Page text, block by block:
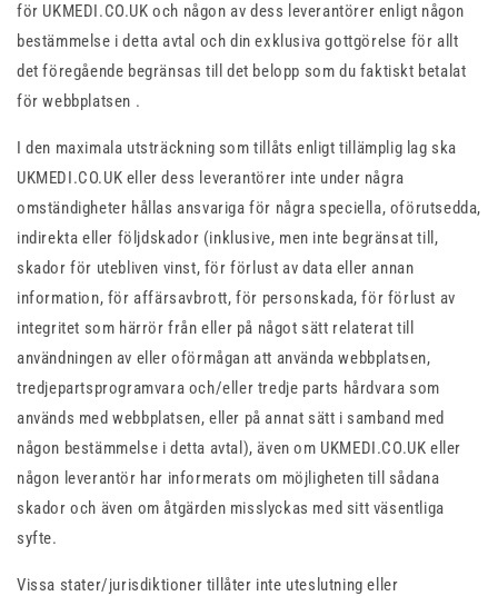
för UKMEDI.CO.UK och någon av dess leverantörer enligt någon
bestämmelse i detta avtal och din exklusiva gottgörelse för allt
det föregående begränsas till det belopp som du faktiskt betalat
för webbplatsen .
I den maximala utsträckning som tillåts enligt tillämplig lag ska
UKMEDI.CO.UK eller dess leverantörer inte under några
omständigheter hållas ansvariga för några speciella, oförutsedda,
indirekta eller följdskador (inklusive, men inte begränsat till,
skador för utebliven vinst, för förlust av data eller annan
information, för affärsavbrott, för personskada, för förlust av
integritet som härrör från eller på något sätt relaterat till
användningen av eller oförmågan att använda webbplatsen,
tredjepartsprogramvara och/eller tredje parts hårdvara som
används med webbplatsen, eller på annat sätt i samband med
någon bestämmelse i detta avtal), även om UKMEDI.CO.UK eller
någon leverantör har informerats om möjligheten till sådana
skador och även om åtgärden misslyckas med sitt väsentliga
syfte.
Vissa stater/jurisdiktioner tillåter inte uteslutning eller